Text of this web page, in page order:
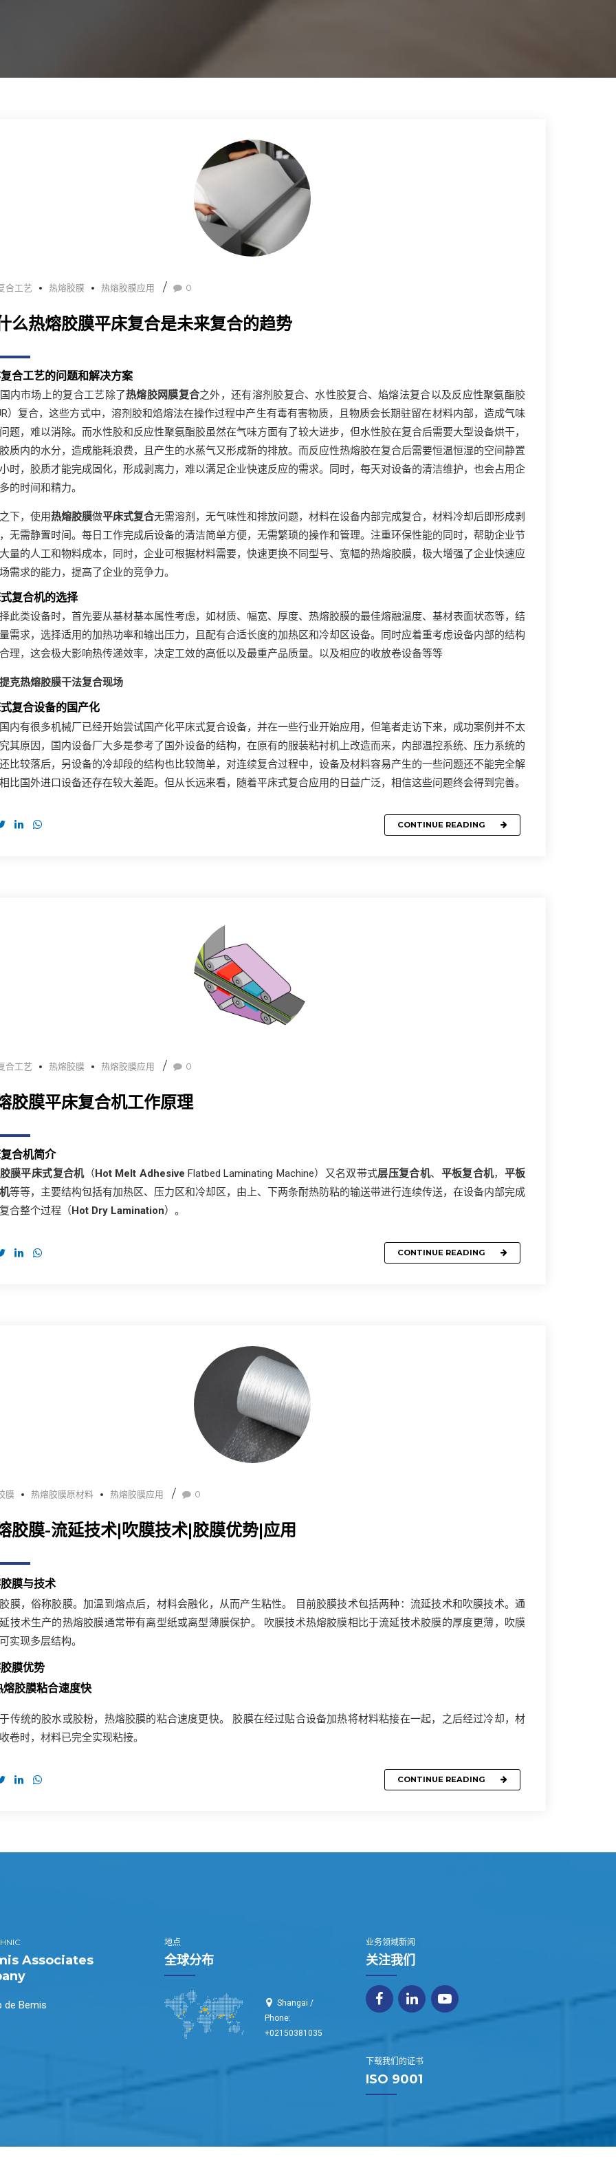
合工艺 热熔胶膜 热熔胶膜应用 0
么热熔胶膜平床复合是未来复合的趋势
合工艺的问题和解决方案
内市场上的复合工艺除了热熔胶网膜复合之外，还有溶剂胶复合、水性胶复合、焰熔法复合以及反应性聚氨酯胶
）复合，这些方式中，溶剂胶和焰熔法在操作过程中产生有毒有害物质，且物质会长期驻留在材料内部，造成气味
题，难以消除。而水性胶和反应性聚氨酯胶虽然在气味方面有了较大进步，但水性胶在复合后需要大型设备烘干，
质内的水分，造成能耗浪费，且产生的水蒸气又形成新的排放。而反应性热熔胶在复合后需要恒温恒湿的空间静置
时，胶质才能完成固化，形成剥离力，难以满足企业快速反应的需求。同时，每天对设备的清洁维护，也会占用企
的时间和精力。
下，使用热熔胶膜做平床式复合无需溶剂，无气味性和排放问题，材料在设备内部完成复合，材料冷却后即形成剥
无需静置时间。每日工作完成后设备的清洁简单方便，无需繁琐的操作和管理。注重环保性能的同时，帮助企业节
量的人工和物料成本，同时，企业可根据材料需要，快速更换不同型号、宽幅的热熔胶膜，极大增强了企业快速应
需求的能力，提高了企业的竞争力。
复合机的选择
此类设备时，首先要从基材基本属性考虑，如材质、幅宽、厚度、热熔胶膜的最佳熔融温度、基材表面状态等，结
需求，选择适用的加热功率和输出压力，且配有合适长度的加热区和冷却区设备。同时应着重考虑设备内部的结构
理，这会极大影响热传递效率，决定工效的高低以及最重产品质量。以及相应的收放卷设备等等
克热熔胶膜干法复合现场
复合设备的国产化
内有很多机械厂已经开始尝试国产化平床式复合设备，并在一些行业开始应用，但笔者走访下来，成功案例并不太
其原因，国内设备厂大多是参考了国外设备的结构，在原有的服装粘衬机上改造而来，内部温控系统、压力系统的
比较落后，另设备的冷却段的结构也比较简单，对连续复合过程中，设备及材料容易产生的一些问题还不能完全解
比国外进口设备还存在较大差距。但从长远来看，随着平床式复合应用的日益广泛，相信这些问题终会得到完善。
CONTINUE READING
合工艺 热熔胶膜 热熔胶膜应用 0
胶膜平床复合机工作原理
合机简介
膜平床式复合机（Hot Melt Adhesive Flatbed Laminating Machine）又名双带式层压复合机、 平板复合机， 平板
等等，主要结构包括有加热区、压力区和冷却区，由上、下两条耐热防粘的输送带进行连续传送，在设备内部完成
合整个过程（Hot Dry Lamination）。
CONTINUE READING
膜 热熔胶膜原材料 热熔胶膜应用 0
胶膜-流延技术|吹膜技术|胶膜优势|应用
膜与技术
膜，俗称胶膜。加温到熔点后，材料会融化，从而产生粘性。 目前胶膜技术包括两种：流延技术和吹膜技术。通
技术生产的热熔胶膜通常带有离型纸或离型薄膜保护。 吹膜技术热熔胶膜相比于流延技术胶膜的厚度更薄，吹膜
实现多层结构。
膜优势
熔胶膜粘合速度快
传统的胶水或胶粉，热熔胶膜的粘合速度更快。 胶膜在经过贴合设备加热将材料粘接在一起，之后经过冷却，材
卷时，材料已完全实现粘接。
CONTINUE READING
Associates
de Bemis
地点
全球分布
Shangai /
Phone:
+02150381035
业务领域新闻
关注我们
下载我们的证书
ISO 9001